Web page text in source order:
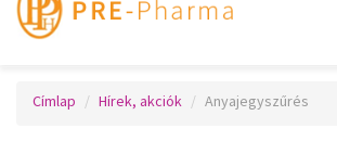
Címlap Hírek, akciók Anyajegyszűrés